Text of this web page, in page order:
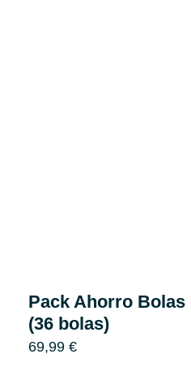
Pack Ahorro Bolas
(36 bolas)
69,99 €